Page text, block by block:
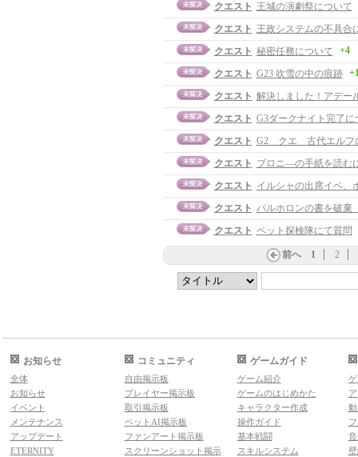
クエスト 王城の演劇祭について
クエスト 王政システムの不具合
クエスト 秘密任務について +4
クエスト G23 吹雪の中の痕跡
クエスト 解決しました！アデー
クエスト G3ダークナイト完了に
クエスト G2 クエ 古代エルフ
クエスト ブロニ―の手紙を読む
クエスト イルシャの出席イベ、
クエスト パルホロンの書を破棄
クエスト ペット探検隊にて質問
前へ 1 2
お知らせ
全体
お知らせ
イベント
メンテナンス
アップデート
ETERNITY
コミュニティ
自由掲示板
プレイヤー掲示板
取引掲示板
ペットAI掲示板
ファンアート掲示板
スクリーンショット掲示
ゲームガイド
ゲーム紹介
ゲームのはじめかた
キャラクター作成
操作ガイド
基本戦闘
スキルシステム